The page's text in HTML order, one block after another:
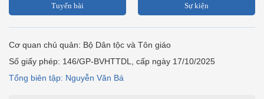
Tuyến bài Sự kiện
Cơ quan chủ quản: Bộ Dân tộc và Tôn giáo
Số giấy phép: 146/GP-BVHTTDL, cấp ngày 17/10/2025
Tổng biên tập: Nguyễn Văn Bá